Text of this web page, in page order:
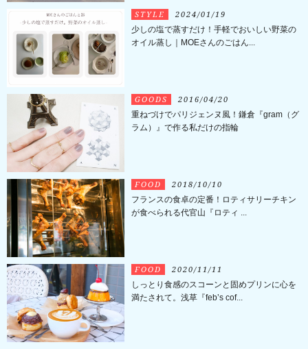
STYLE 2024/01/19
少しの塩で蒸すだけ！手軽でおいしい野菜の
オイル蒸し｜MOEさんのごはん...
GOODS 2016/04/20
重ねづけでパリジェンヌ風！鎌倉『gram（グ
ラム）』で作る私だけの指輪
FOOD 2018/10/10
フランスの食卓の定番！ロティサリーチキン
が食べられる代官山『ロティ ...
FOOD 2020/11/11
しっとり食感のスコーンと固めプリンに心を
満たされて。浅草『feb’s cof...